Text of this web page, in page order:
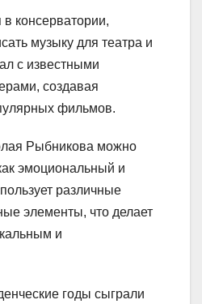
консерватории,
музыку для театра и
с известными
создавая
фильмов.
Рыбникова можно
эмоциональный и
различные
элементы, что делает
и
годы сыграли